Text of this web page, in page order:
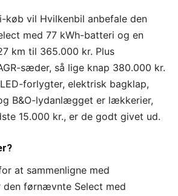
køb vil Hvilkenbil anbefale den
med 77 kWh-batteri og en
km til 365.000 kr. Plus
sæder, så lige knap 380.000 kr.
forlygter, elektrisk bagklap,
B&O-lydanlægget er lækkerier,
15.000 kr., er de godt givet ud.
at sammenligne med
den førnævnte Select med